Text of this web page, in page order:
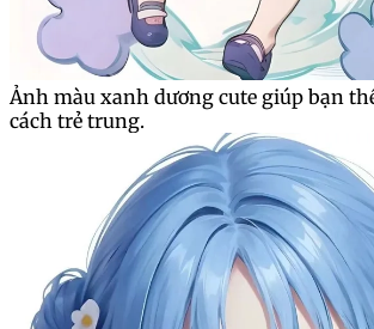
Ảnh màu xanh dương cute giúp bạn
cách trẻ trung.